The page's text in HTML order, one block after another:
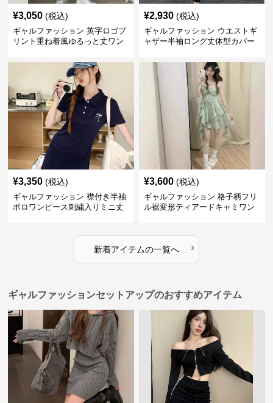
¥3,050 (税込)
ギャルファッション 英字ロゴプ
リント重ね着風ゆるっと丈ワン
¥2,930 (税込)
ギャルファッション ウエストギ
ャザー半袖ロング丈体型カバー
¥3,350 (税込)
ギャルファッション 襟付き半袖
ポロワンピース刺繍入りミニ丈
¥3,600 (税込)
ギャルファッション 格子柄フリ
ル裾変形ティアードキャミワン
新着アイテムの一覧へ ›
ギャルファッションセットアップのおすすめアイテム